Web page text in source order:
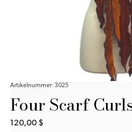
Artikelnummer: 3025
Four Scarf
120,00 $